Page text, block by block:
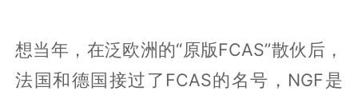
想当年，在泛欧洲的“原版FCAS”散伙后，
法国和德国接过了FCAS的名号，NGF是